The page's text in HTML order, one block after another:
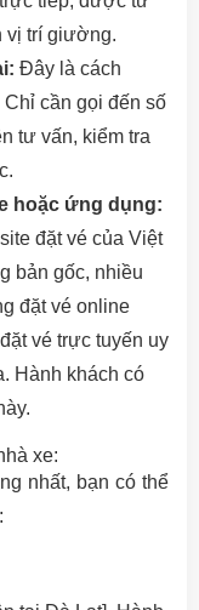
vị trí giường.
Đây là cách
cần gọi đến số
tư vấn, kiểm tra
hoặc ứng dụng:
đặt vé của Việt
bản gốc, nhiều
đặt vé online
vé trực tuyến uy
Hành khách có
xe:
nhất, bạn có thể